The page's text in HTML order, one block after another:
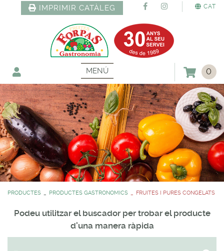
CAT
IMPRIMIR CATÀLEG
MENÚ 0
PRODUCTES PRODUCTES GASTRONOMICS FRUITES I PURES CONGELATS
Podeu utilitzar el buscador per trobar el producte
d'una manera ràpida